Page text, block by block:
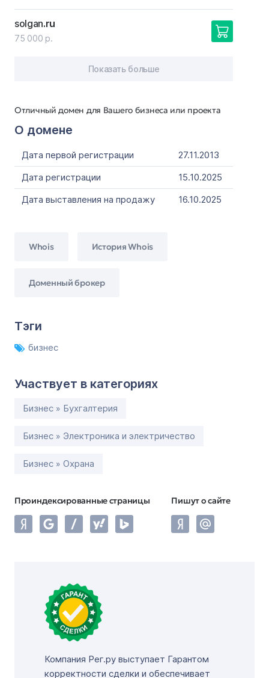
Отличный домен для Вашего бизнеса или проекта
О домене
Дата первой регистрации
27.11.2013
Дата регистрации
15.10.2025
Дата выставления на продажу
16.10.2025
Whois История Whois
Доменный брокер
Тэги
бизнес
Участвует в категориях
Бизнес » Бухгалтерия
Бизнес » Электроника и электричество
Бизнес » Охрана
Проиндексированные страницы Пишут о сайте
solgan.ru
75 000 р.
Показать больше
Компания Рег.ру выступает Гарантом
корректности сделки и обеспечивает